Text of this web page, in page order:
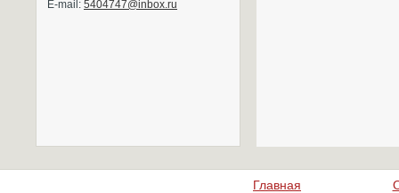
E-mail: 5404747@inbox.ru
Главная